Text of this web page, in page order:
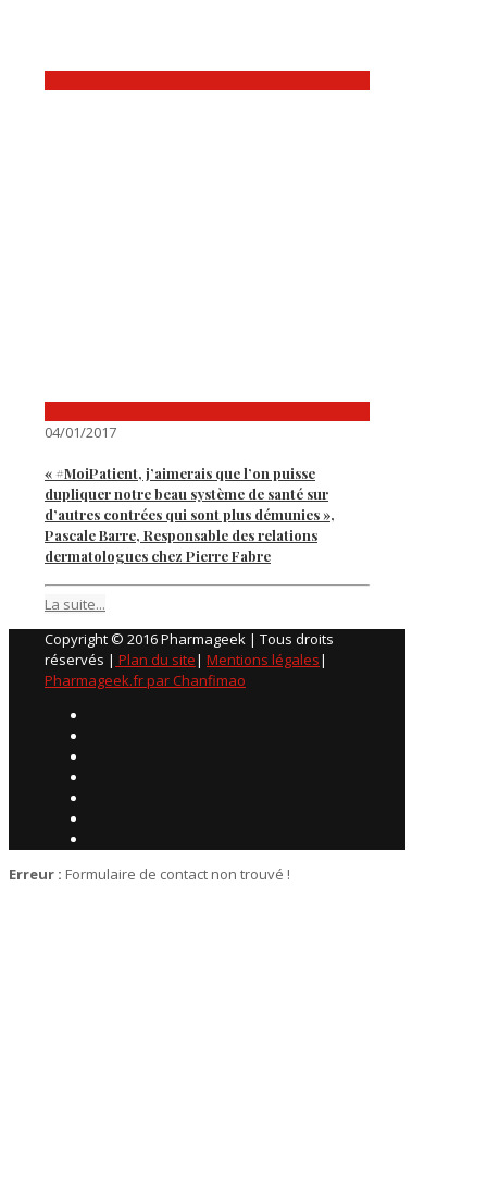
04/01/2017
« #MoiPatient, j’aimerais que l’on puisse
dupliquer notre beau système de santé sur
d’autres contrées qui sont plus démunies »,
Pascale Barre, Responsable des relations
dermatologues chez Pierre Fabre
La suite...
Copyright © 2016 Pharmageek | Tous droits
réservés | Plan du site| Mentions légales|
Pharmageek.fr par Chanfimao
Erreur : Formulaire de contact non trouvé !